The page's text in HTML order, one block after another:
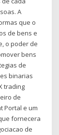
A
que o
de bens e
o poder de
bens
de
binarias
trading
de
Portal e um
fornecera
de